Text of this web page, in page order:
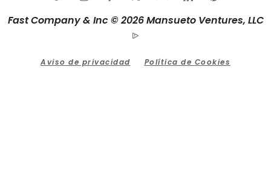
Fast Company & Inc © 2026 Mansueto Ventures, LLC
Aviso de privacidad Política de Cookies